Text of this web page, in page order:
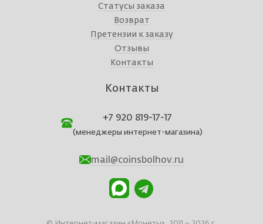
Статусы заказа
Возврат
Претензии к заказу
Отзывы
Контакты
Контакты
+7 920 819-17-17
(менеджеры интернет-магазина)
mail@coinsbolhov.ru